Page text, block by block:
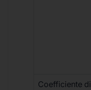
Coefficiente di